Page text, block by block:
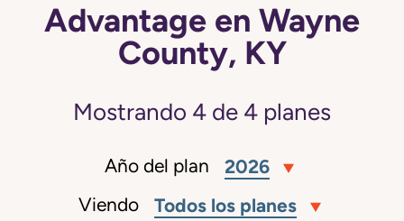
Advantage en Wayne
County, KY
Mostrando 4 de 4 planes
Año del plan 2026
Viendo Todos los planes